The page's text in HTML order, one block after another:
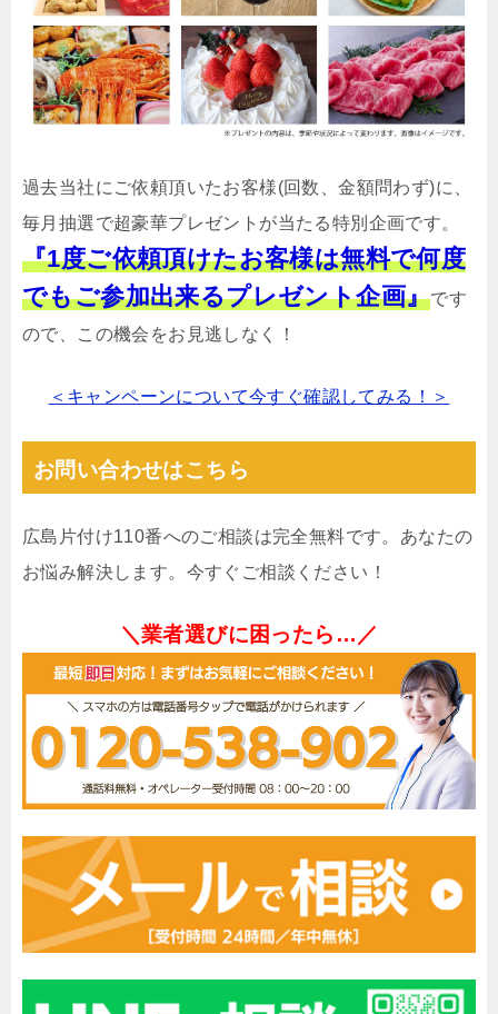
過去当社にご依頼頂いたお客様(回数、金額問わず)に、
毎月抽選で超豪華プレゼントが当たる特別企画です。
『1度ご依頼頂けたお客様は無料で何度
でもご参加出来るプレゼント企画』です
ので、この機会をお見逃しなく！
＜キャンペーンについて今すぐ確認してみる！＞
お問い合わせはこちら
広島片付け110番へのご相談は完全無料です。あなたの
お悩み解決します。今すぐご相談ください！
＼業者選びに困ったら…／